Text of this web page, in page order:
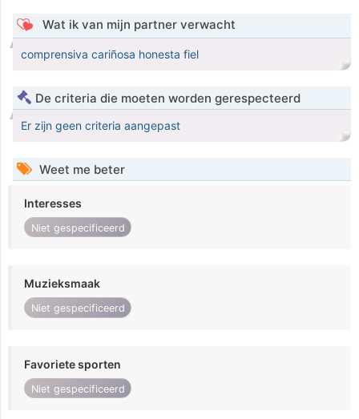
Wat ik van mijn partner verwacht
comprensiva cariñosa honesta fiel
De criteria die moeten worden gerespecteerd
Er zijn geen criteria aangepast
Weet me beter
Interesses
Niet gespecificeerd
Muzieksmaak
Niet gespecificeerd
Favoriete sporten
Niet gespecificeerd